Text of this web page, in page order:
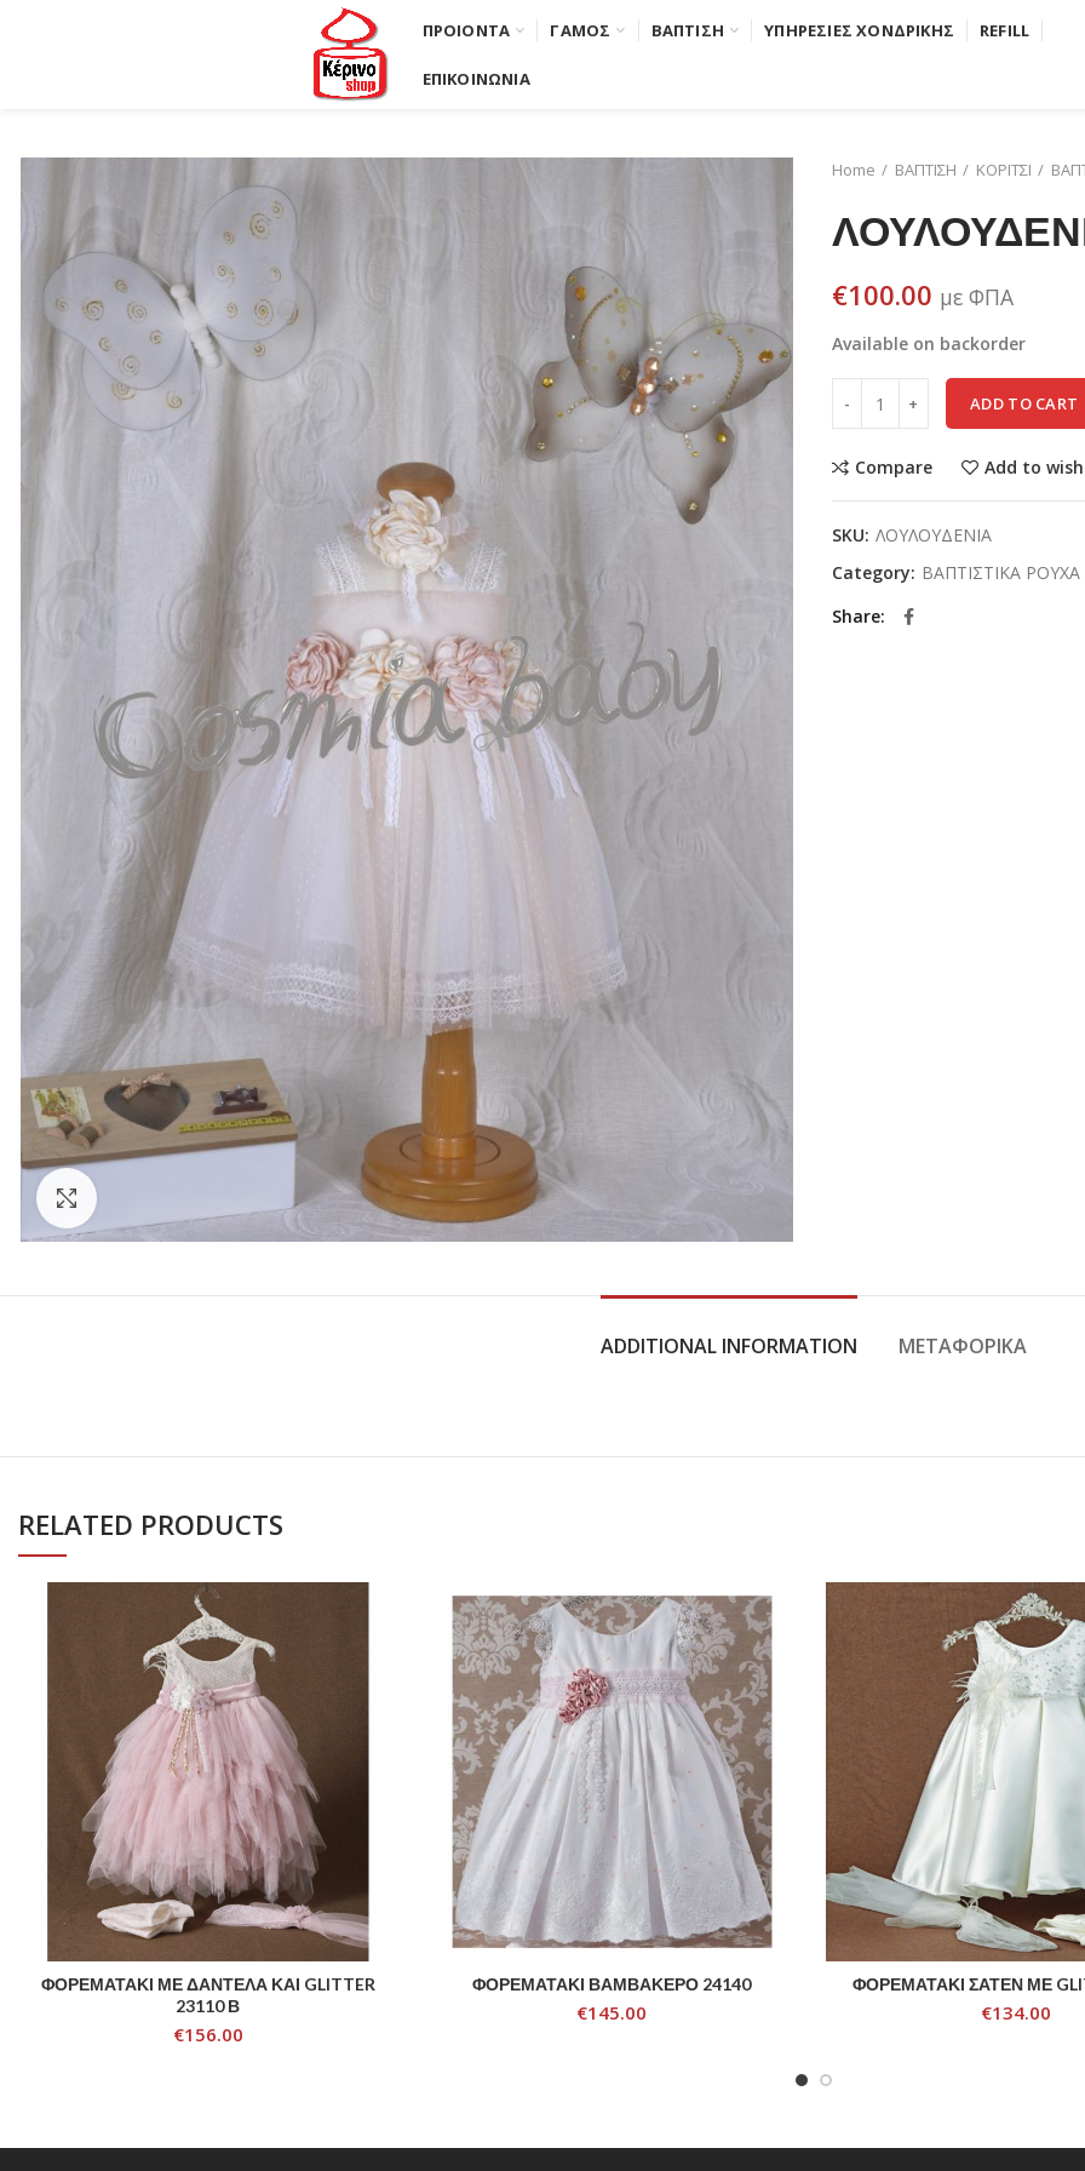
ΠΡΟΙΟΝΤΑ ΓΑΜΟΣ ΒΑΠΤΙΣΗ ΥΠΗΡΕΣΙΕΣ ΧΟΝΔΡΙΚΗΣ REFILL
ΕΠΙΚΟΙΝΩΝΙΑ
Home ΒΑΠΤΙΣΗ ΚΟΡΙΤΣΙ
€100.00 με ΦΠΑ
Available on backorder
ADD TO CART
Compare Add to
SKU: ΛΟΥΛΟΥΔΕΝΙΑ
Category: ΒΑΠΤΙΣΤΙΚΑ ΡΟΥΧΑ
Share
ADDITIONAL INFORMATION ΜΕΤΑΦΟΡΙΚΆ
RELATED PRODUCTS
ADD TO CART
ΦΟΡΕΜΑΤΑΚΙ ΜΕ ΔΑΝΤΕΛΑ ΚΑΙ GLITTER
23110 Β
€156.00
ADD TO CART
ΦΟΡΕΜΑΤΑΚΙ ΒΑΜΒΑΚΕΡΟ 24140
€145.00
ADD TO CART
ΦΟΡΕΜΑΤΑΚΙ ΣΑΤΕΝ ΜΕ
€134.00